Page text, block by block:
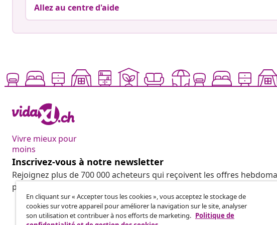
Allez au centre d'aide
Vivre mieux pour
moins
Inscrivez-vous à notre newsletter
Rejoignez plus de 700 000 acheteurs qui reçoivent les offres
promotions saisonnières et les nouveautés de vidaXL.
En cliquant sur « Accepter tous les cookies », vous acceptez le stockage de
cookies sur votre appareil pour améliorer la navigation sur le site, analyser
son utilisation et contribuer à nos efforts de marketing. Politique de